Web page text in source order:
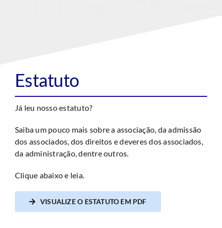
Estatuto
Já leu nosso estatuto?
Saiba um pouco mais sobre a associação, da admissão
dos associados, dos direitos e deveres dos associados,
da administração, dentre outros.
Clique abaixo e leia.
VISUALIZE O ESTATUTO EM PDF